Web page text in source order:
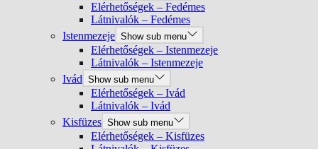
Elérhetőségek – Fedémes
Látnivalók – Fedémes
Istenmezeje Show sub menu
Elérhetőségek – Istenmezeje
Látnivalók – Istenmezeje
Ivád Show sub menu
Elérhetőségek – Ivád
Látnivalók – Ivád
Kisfüzes Show sub menu
Elérhetőségek – Kisfüzes